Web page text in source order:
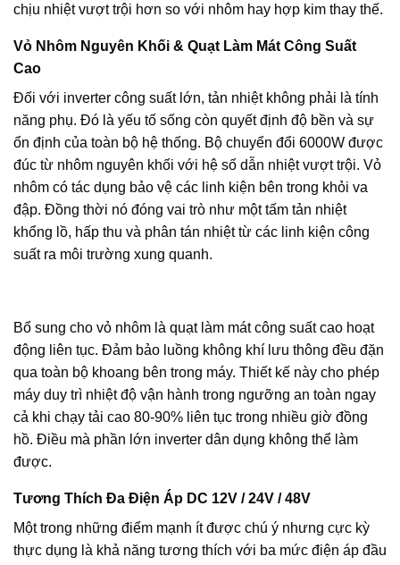
chịu nhiệt vượt trội hơn so với nhôm hay hợp kim thay thế.
Vỏ Nhôm Nguyên Khối & Quạt Làm Mát Công Suất
Cao
Đối với inverter công suất lớn, tản nhiệt không phải là tính
năng phụ. Đó là yếu tố sống còn quyết định độ bền và sự
ổn định của toàn bộ hệ thống. Bộ chuyển đổi 6000W được
đúc từ nhôm nguyên khối với hệ số dẫn nhiệt vượt trội. Vỏ
nhôm có tác dụng bảo vệ các linh kiện bên trong khỏi va
đập. Đồng thời nó đóng vai trò như một tấm tản nhiệt
khổng lồ, hấp thu và phân tán nhiệt từ các linh kiện công
suất ra môi trường xung quanh.
Bổ sung cho vỏ nhôm là quạt làm mát công suất cao hoạt
động liên tục. Đảm bảo luồng không khí lưu thông đều đặn
qua toàn bộ khoang bên trong máy. Thiết kế này cho phép
máy duy trì nhiệt độ vận hành trong ngưỡng an toàn ngay
cả khi chạy tải cao 80-90% liên tục trong nhiều giờ đồng
hồ. Điều mà phần lớn inverter dân dụng không thể làm
được.
Tương Thích Đa Điện Áp DC 12V / 24V / 48V
Một trong những điểm mạnh ít được chú ý nhưng cực kỳ
thực dụng là khả năng tương thích với ba mức điện áp đầu